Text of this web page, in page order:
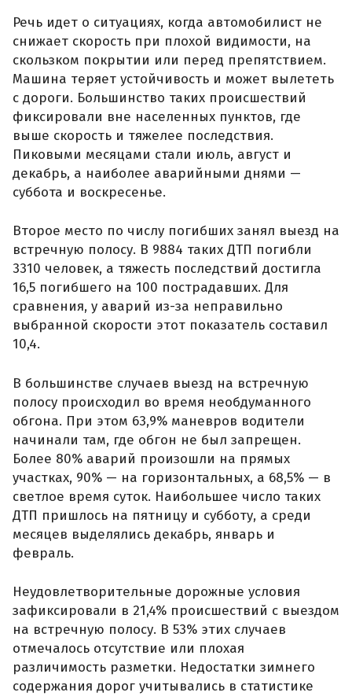
Речь идет о ситуациях, когда автомобилист не
снижает скорость при плохой видимости, на
скользком покрытии или перед препятствием.
Машина теряет устойчивость и может вылететь
с дороги. Большинство таких происшествий
фиксировали вне населенных пунктов, где
выше скорость и тяжелее последствия.
Пиковыми месяцами стали июль, август и
декабрь, а наиболее аварийными днями —
суббота и воскресенье.
Второе место по числу погибших занял выезд на
встречную полосу. В 9884 таких ДТП погибли
3310 человек, а тяжесть последствий достигла
16,5 погибшего на 100 пострадавших. Для
сравнения, у аварий из-за неправильно
выбранной скорости этот показатель составил
10,4.
В большинстве случаев выезд на встречную
полосу происходил во время необдуманного
обгона. При этом 63,9% маневров водители
начинали там, где обгон не был запрещен.
Более 80% аварий произошли на прямых
участках, 90% — на горизонтальных, а 68,5% — в
светлое время суток. Наибольшее число таких
ДТП пришлось на пятницу и субботу, а среди
месяцев выделялись декабрь, январь и
февраль.
Неудовлетворительные дорожные условия
зафиксировали в 21,4% происшествий с выездом
на встречную полосу. В 53% этих случаев
отмечалось отсутствие или плохая
различимость разметки. Недостатки зимнего
содержания дорог учитывались в статистике